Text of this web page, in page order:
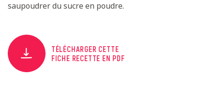
saupoudrer du sucre en poudre.
TÉLÉCHARGER CETTE
FICHE RECETTE EN PDF